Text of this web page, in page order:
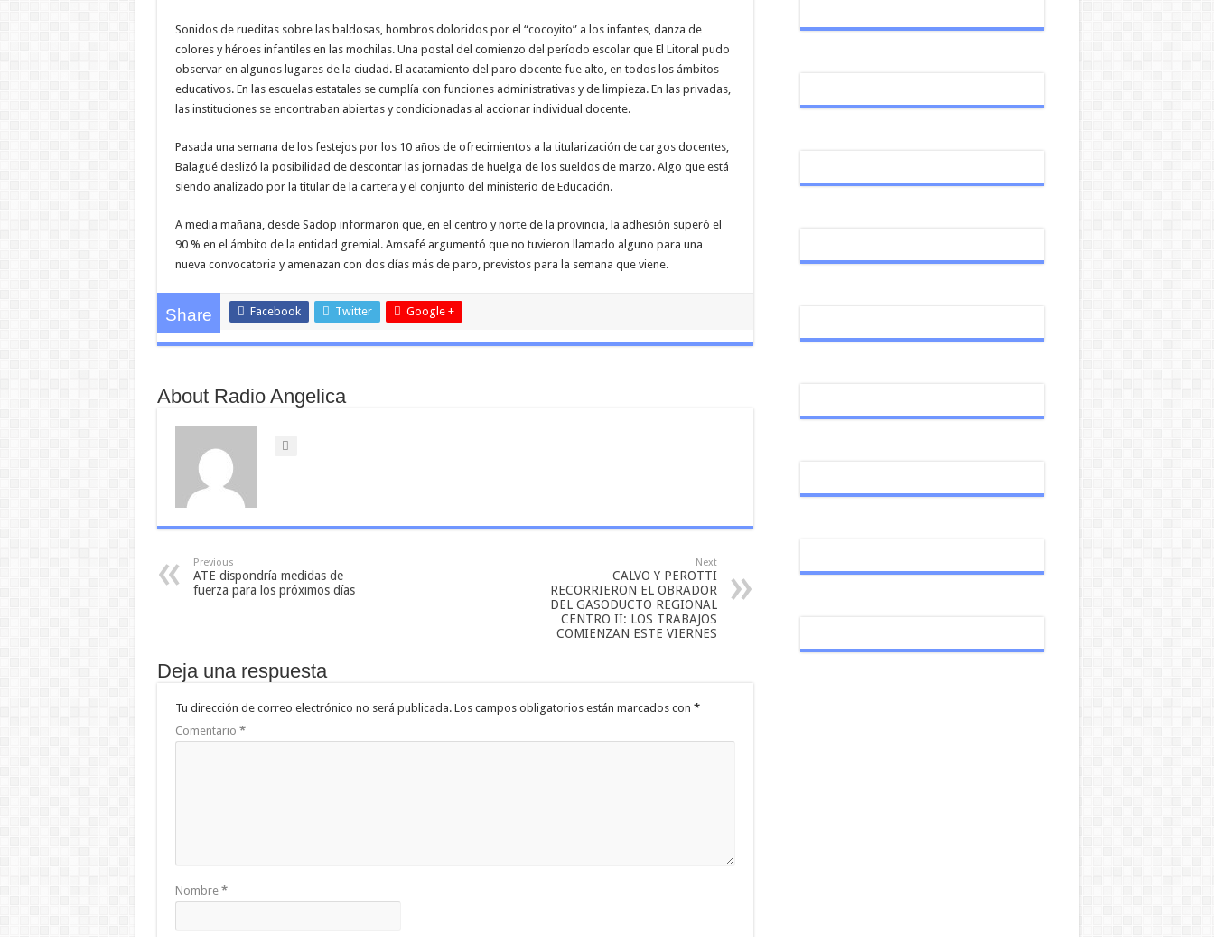
Sonidos de rueditas sobre las baldosas, hombros doloridos por el “cocoyito” a los infantes, danza de
colores y héroes infantiles en las mochilas. Una postal del comienzo del período escolar que El Litoral pudo
observar en algunos lugares de la ciudad. El acatamiento del paro docente fue alto, en todos los ámbitos
educativos. En las escuelas estatales se cumplía con funciones administrativas y de limpieza. En las privadas,
las instituciones se encontraban abiertas y condicionadas al accionar individual docente.
Pasada una semana de los festejos por los 10 años de ofrecimientos a la titularización de cargos docentes,
Balagué deslizó la posibilidad de descontar las jornadas de huelga de los sueldos de marzo. Algo que está
siendo analizado por la titular de la cartera y el conjunto del ministerio de Educación.
A media mañana, desde Sadop informaron que, en el centro y norte de la provincia, la adhesión superó el
90 % en el ámbito de la entidad gremial. Amsafé argumentó que no tuvieron llamado alguno para una
nueva convocatoria y amenazan con dos días más de paro, previstos para la semana que viene.
Share Facebook Twitter Google +
About Radio Angelica
Previous
ATE dispondría medidas de
fuerza para los próximos días
Next
CALVO Y PEROTTI
RECORRIERON EL OBRADOR
DEL GASODUCTO REGIONAL
CENTRO II: LOS TRABAJOS
COMIENZAN ESTE VIERNES
Deja una respuesta
Tu dirección de correo electrónico no será publicada. Los campos obligatorios están marcados con *
Comentario *
Nombre *